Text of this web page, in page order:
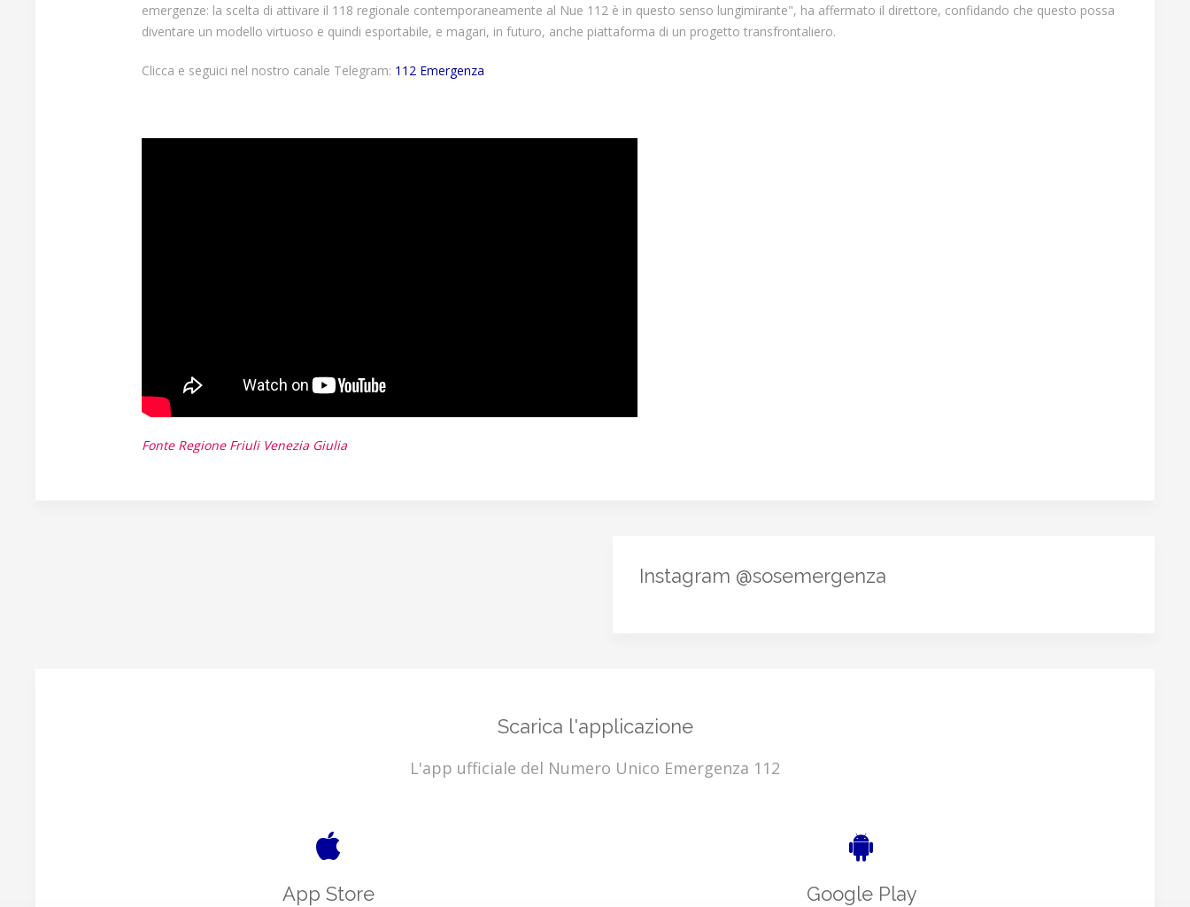
emergenze: la scelta di attivare il 118 regionale contemporaneamente al Nue 112 è in questo senso lungimirante", ha affermato il direttore, confidando che questo possa
diventare un modello virtuoso e quindi esportabile, e magari, in futuro, anche piattaforma di un progetto transfrontaliero.
Clicca e seguici nel nostro canale Telegram: 112 Emergenza
Fonte Regione Friuli Venezia Giulia
Instagram @sosemergenza
Scarica l'applicazione
L'app ufficiale del Numero Unico Emergenza 112
App Store Google Play